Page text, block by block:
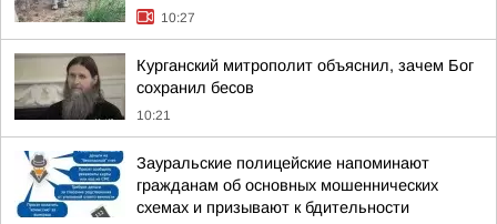
10:27
Курганский митрополит объяснил, зачем Бог
сохранил бесов
10:21
Зауральские полицейские напоминают
гражданам об основных мошеннических
схемах и призывают к бдительности